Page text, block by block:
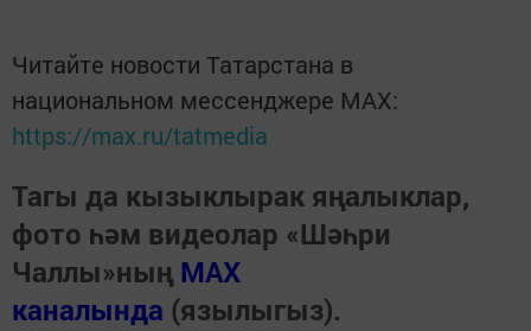
Читайте новости Татарстана в
национальном мессенджере MАХ:
https://max.ru/tatmedia
Тагы да кызыклырак яңалыклар,
фото һәм видеолар «Шәһри
Чаллы»ның MAX
каналында (язылыгыз).